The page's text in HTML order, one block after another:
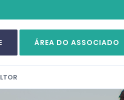
ÁREA DO ASSOCIADO